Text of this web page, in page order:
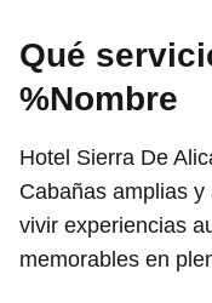
Qué
%Nombre
Hotel Sierra De
Cabañas amplias
vivir experiencias
memorables en